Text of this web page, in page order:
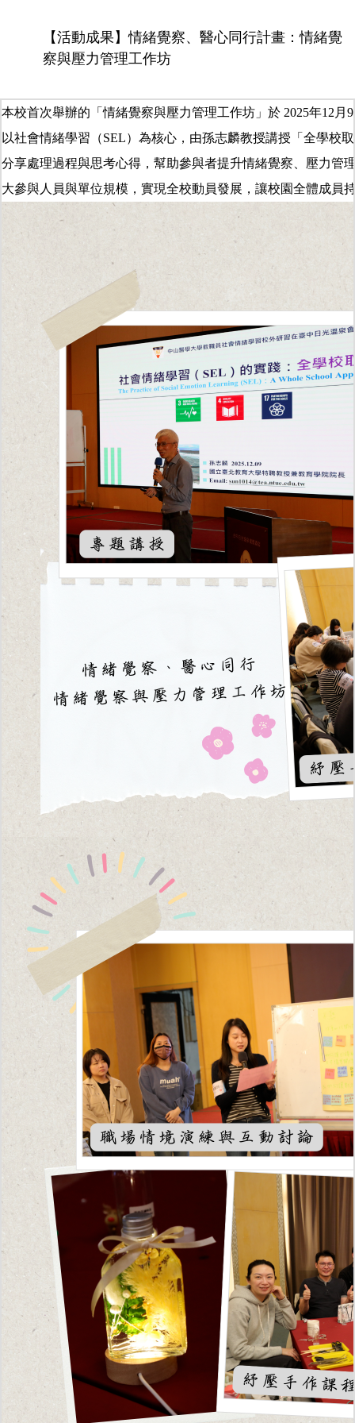
【活動成果】情緒覺察、醫心同行計畫：情緒覺
察與壓力管理工作坊
本校首次舉辦的「情緒覺察與壓力管理工作坊」於 2025年12 月 9
以社會情緒學習（SEL）為核心，由孫志麟教授講授「全學校
分享處理過程與思考心得，幫助參與者提升情緒覺察、壓力管
大參與人員與單位規模，實現全校動員發展，讓校園全體成員